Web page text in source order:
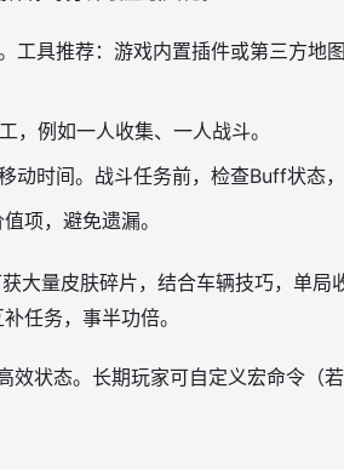
工具推荐：游戏内置插件或第三方地
，例如一人收集、一人战斗。
动时间。战斗任务前，检查Buff状态，
项，避免遗漏。
大量皮肤碎片，结合车辆技巧，单局
任务，事半功倍。
效状态。长期玩家可自定义宏命令（